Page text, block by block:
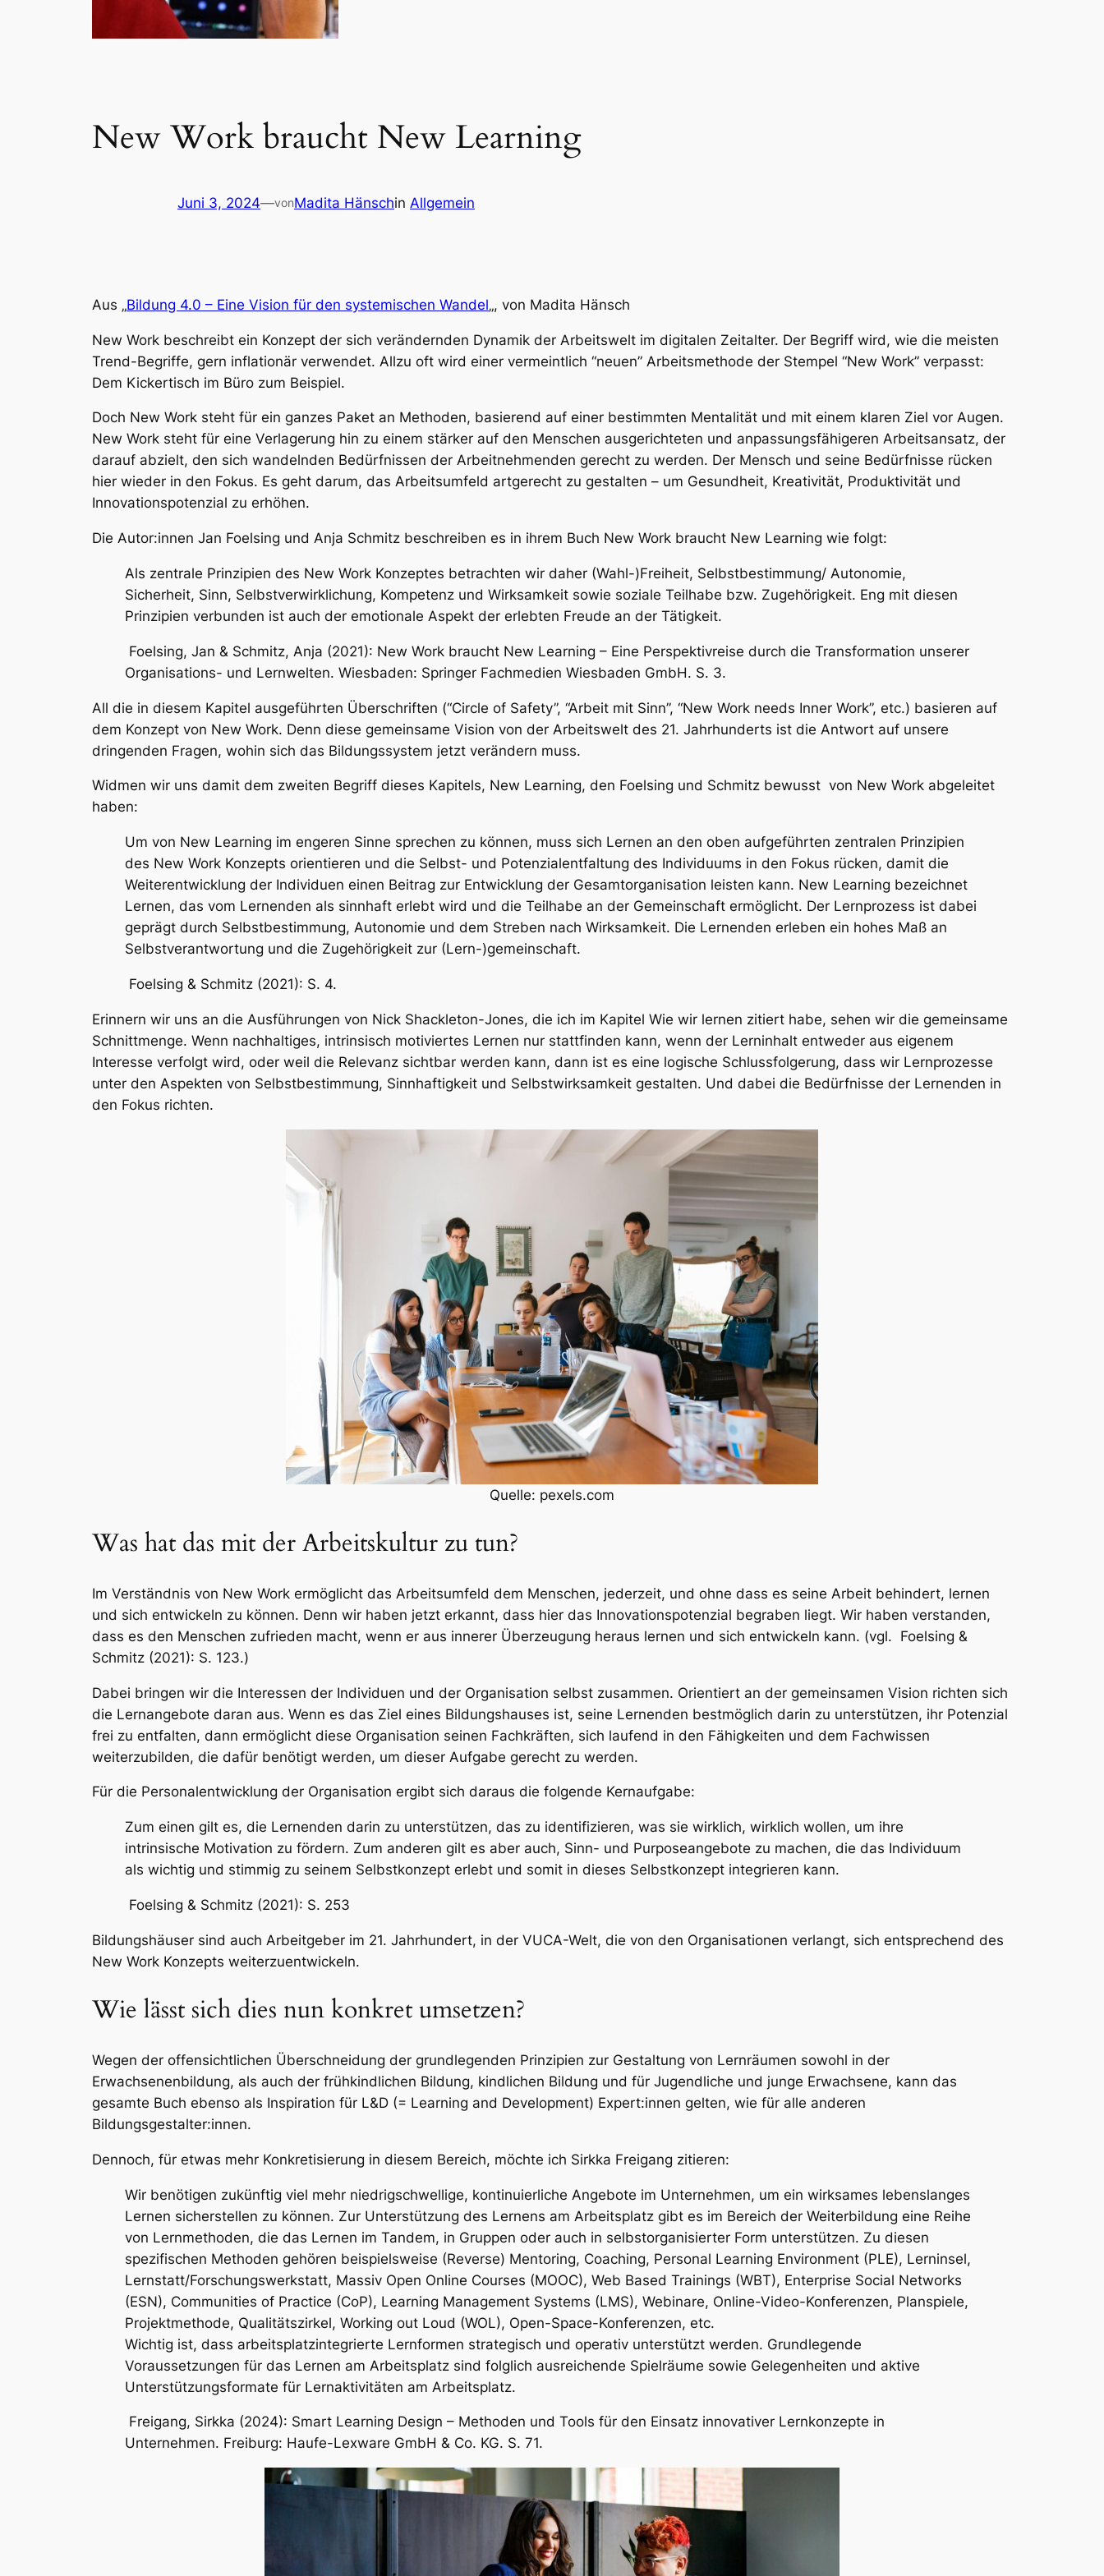
New Work braucht New Learning
Juni 3, 2024—vonMadita Hänschin Allgemein
Aus „Bildung 4.0 – Eine Vision für den systemischen Wandel„, von Madita Hänsch
New Work beschreibt ein Konzept der sich verändernden Dynamik der Arbeitswelt im digitalen Zeitalter. Der Begriff wird, wie die meisten
Trend-Begriffe, gern inflationär verwendet. Allzu oft wird einer vermeintlich “neuen” Arbeitsmethode der Stempel “New Work” verpasst:
Dem Kickertisch im Büro zum Beispiel.
Doch New Work steht für ein ganzes Paket an Methoden, basierend auf einer bestimmten Mentalität und mit einem klaren Ziel vor Augen.
New Work steht für eine Verlagerung hin zu einem stärker auf den Menschen ausgerichteten und anpassungsfähigeren Arbeitsansatz, der
darauf abzielt, den sich wandelnden Bedürfnissen der Arbeitnehmenden gerecht zu werden. Der Mensch und seine Bedürfnisse rücken
hier wieder in den Fokus. Es geht darum, das Arbeitsumfeld artgerecht zu gestalten – um Gesundheit, Kreativität, Produktivität und
Innovationspotenzial zu erhöhen.
Die Autor:innen Jan Foelsing und Anja Schmitz beschreiben es in ihrem Buch New Work braucht New Learning wie folgt:
Als zentrale Prinzipien des New Work Konzeptes betrachten wir daher (Wahl-)Freiheit, Selbstbestimmung/ Autonomie,
Sicherheit, Sinn, Selbstverwirklichung, Kompetenz und Wirksamkeit sowie soziale Teilhabe bzw. Zugehörigkeit. Eng mit diesen
Prinzipien verbunden ist auch der emotionale Aspekt der erlebten Freude an der Tätigkeit.
Foelsing, Jan & Schmitz, Anja (2021): New Work braucht New Learning – Eine Perspektivreise durch die Transformation unserer
Organisations- und Lernwelten. Wiesbaden: Springer Fachmedien Wiesbaden GmbH. S. 3.
All die in diesem Kapitel ausgeführten Überschriften (“Circle of Safety”, “Arbeit mit Sinn”, “New Work needs Inner Work”, etc.) basieren auf
dem Konzept von New Work. Denn diese gemeinsame Vision von der Arbeitswelt des 21. Jahrhunderts ist die Antwort auf unsere
dringenden Fragen, wohin sich das Bildungssystem jetzt verändern muss.
Widmen wir uns damit dem zweiten Begriff dieses Kapitels, New Learning, den Foelsing und Schmitz bewusst von New Work abgeleitet
haben:
Um von New Learning im engeren Sinne sprechen zu können, muss sich Lernen an den oben aufgeführten zentralen Prinzipien
des New Work Konzepts orientieren und die Selbst- und Potenzialentfaltung des Individuums in den Fokus rücken, damit die
Weiterentwicklung der Individuen einen Beitrag zur Entwicklung der Gesamtorganisation leisten kann. New Learning bezeichnet
Lernen, das vom Lernenden als sinnhaft erlebt wird und die Teilhabe an der Gemeinschaft ermöglicht. Der Lernprozess ist dabei
geprägt durch Selbstbestimmung, Autonomie und dem Streben nach Wirksamkeit. Die Lernenden erleben ein hohes Maß an
Selbstverantwortung und die Zugehörigkeit zur (Lern-)gemeinschaft.
Foelsing & Schmitz (2021): S. 4.
Erinnern wir uns an die Ausführungen von Nick Shackleton-Jones, die ich im Kapitel Wie wir lernen zitiert habe, sehen wir die gemeinsame
Schnittmenge. Wenn nachhaltiges, intrinsisch motiviertes Lernen nur stattfinden kann, wenn der Lerninhalt entweder aus eigenem
Interesse verfolgt wird, oder weil die Relevanz sichtbar werden kann, dann ist es eine logische Schlussfolgerung, dass wir Lernprozesse
unter den Aspekten von Selbstbestimmung, Sinnhaftigkeit und Selbstwirksamkeit gestalten. Und dabei die Bedürfnisse der Lernenden in
den Fokus richten.
Quelle: pexels.com
Was hat das mit der Arbeitskultur zu tun?
Im Verständnis von New Work ermöglicht das Arbeitsumfeld dem Menschen, jederzeit, und ohne dass es seine Arbeit behindert, lernen
und sich entwickeln zu können. Denn wir haben jetzt erkannt, dass hier das Innovationspotenzial begraben liegt. Wir haben verstanden,
dass es den Menschen zufrieden macht, wenn er aus innerer Überzeugung heraus lernen und sich entwickeln kann. (vgl. Foelsing &
Schmitz (2021): S. 123.)
Dabei bringen wir die Interessen der Individuen und der Organisation selbst zusammen. Orientiert an der gemeinsamen Vision richten sich
die Lernangebote daran aus. Wenn es das Ziel eines Bildungshauses ist, seine Lernenden bestmöglich darin zu unterstützen, ihr Potenzial
frei zu entfalten, dann ermöglicht diese Organisation seinen Fachkräften, sich laufend in den Fähigkeiten und dem Fachwissen
weiterzubilden, die dafür benötigt werden, um dieser Aufgabe gerecht zu werden.
Für die Personalentwicklung der Organisation ergibt sich daraus die folgende Kernaufgabe:
Zum einen gilt es, die Lernenden darin zu unterstützen, das zu identifizieren, was sie wirklich, wirklich wollen, um ihre
intrinsische Motivation zu fördern. Zum anderen gilt es aber auch, Sinn- und Purposeangebote zu machen, die das Individuum
als wichtig und stimmig zu seinem Selbstkonzept erlebt und somit in dieses Selbstkonzept integrieren kann.
Foelsing & Schmitz (2021): S. 253
Bildungshäuser sind auch Arbeitgeber im 21. Jahrhundert, in der VUCA-Welt, die von den Organisationen verlangt, sich entsprechend des
New Work Konzepts weiterzuentwickeln.
Wie lässt sich dies nun konkret umsetzen?
Wegen der offensichtlichen Überschneidung der grundlegenden Prinzipien zur Gestaltung von Lernräumen sowohl in der
Erwachsenenbildung, als auch der frühkindlichen Bildung, kindlichen Bildung und für Jugendliche und junge Erwachsene, kann das
gesamte Buch ebenso als Inspiration für L&D (= Learning and Development) Expert:innen gelten, wie für alle anderen
Bildungsgestalter:innen.
Dennoch, für etwas mehr Konkretisierung in diesem Bereich, möchte ich Sirkka Freigang zitieren:
Wir benötigen zukünftig viel mehr niedrigschwellige, kontinuierliche Angebote im Unternehmen, um ein wirksames lebenslanges
Lernen sicherstellen zu können. Zur Unterstützung des Lernens am Arbeitsplatz gibt es im Bereich der Weiterbildung eine Reihe
von Lernmethoden, die das Lernen im Tandem, in Gruppen oder auch in selbstorganisierter Form unterstützen. Zu diesen
spezifischen Methoden gehören beispielsweise (Reverse) Mentoring, Coaching, Personal Learning Environment (PLE), Lerninsel,
Lernstatt/Forschungswerkstatt, Massiv Open Online Courses (MOOC), Web Based Trainings (WBT), Enterprise Social Networks
(ESN), Communities of Practice (CoP), Learning Management Systems (LMS), Webinare, Online-Video-Konferenzen, Planspiele,
Projektmethode, Qualitätszirkel, Working out Loud (WOL), Open-Space-Konferenzen, etc.
Wichtig ist, dass arbeitsplatzintegrierte Lernformen strategisch und operativ unterstützt werden. Grundlegende
Voraussetzungen für das Lernen am Arbeitsplatz sind folglich ausreichende Spielräume sowie Gelegenheiten und aktive
Unterstützungsformate für Lernaktivitäten am Arbeitsplatz.
Freigang, Sirkka (2024): Smart Learning Design – Methoden und Tools für den Einsatz innovativer Lernkonzepte in
Unternehmen. Freiburg: Haufe-Lexware GmbH & Co. KG. S. 71.